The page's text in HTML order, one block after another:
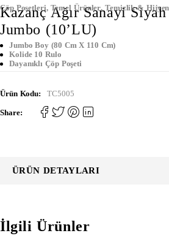
Çöp Poşetleri, Temel Ürünler,Temizlik & Hijyen
Kazanç Ağır Sanayi
Jumbo (10’LU)
Jumbo Boy (80 Cm X 110 Cm)
Kolide 10 Rulo
Dayanıklı Çöp Poşeti
Ürün Kodu: TC5005
Share:
ÜRÜN DETAYLARI
İlgili Ürünler